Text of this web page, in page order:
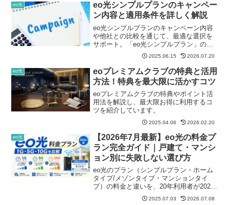
eo光
eo光シンプルプランのキャンペー
ン内容と適用条件を詳しく解説
eo光シンプルプランのキャンペーン内容
や他社との比較を通じて、最適な選択を
サポート。「eo光シンプルプラン」のキ
ャンペーン内容を徹底解説し、他社の10
ギガプランとの比較を通じて、そのメリ
ットと注意点を明らかにします。
2025.06.15 2026.07.20
eo光
eoプレミアムクラブの特典と活用
方法！特典を最大限に活かすコツ
eoプレミアムクラブの特典やポイント活
用法を解説し、最大限お得に利用するコ
ツを紹介しています。
2025.04.06 2026.02.20
eo光
【2026年7月最新】eo光の料金プ
ラン完全ガイド｜戸建て・マンシ
ョン別に失敗しない選び方
eo光のプラン（シンプルプラン・ホーム
タイプ/メゾンタイプ・マンションタイ
プ）の料金と違いを、20年利用者が2026
年7月最新のキャンペーン情報とあわせて
徹底比較。戸建て・マンション別の選び
2025.07.03 2026.07.08